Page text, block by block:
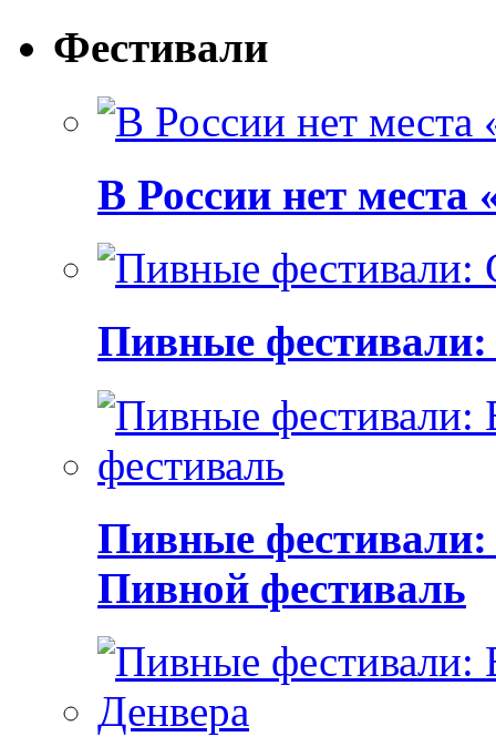
Фестивали
В России нет места
Пивные фестивали:
Пивные
Пивной фестиваль